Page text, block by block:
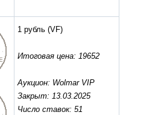
1 рубль (VF)
Итоговая цена: 19652
Аукцион: Wolmar VIP
Закрыт: 13.03.2025
Число ставок: 51